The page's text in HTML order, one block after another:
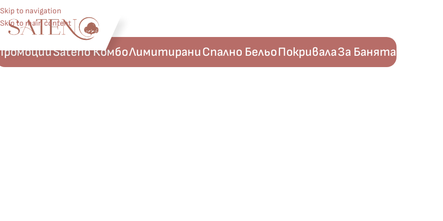
Skip to navigation
Skip to main content
Sateno КомбоЛимитираниСпално БельоПокривалаЗа Банята